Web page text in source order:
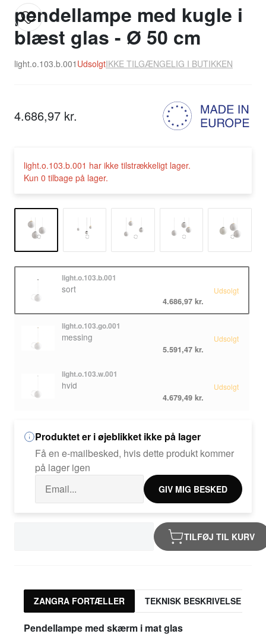
pendellampe med kugle i
blæst glas - Ø 50 cm
light.o.103.b.001 UdsolgtIKKE TILGÆNGELIG I BUTIKKEN
4.686,97 kr.
light.o.103.b.001 har ikke tilstrækkeligt lager.
Kun 0 tilbage på lager.
light.o.103.b.001
sort
4.686,97 kr.
Udsolgt
light.o.103.go.001
messing
5.591,47 kr.
Udsolgt
light.o.103.w.001
hvid
4.679,49 kr.
Udsolgt
Produktet er i øjeblikket ikke på lager
Få en e-mailbesked, hvis dette produkt kommer
på lager igen
GIV MIG BESKED
TILFØJ TIL KURV
ZANGRA FORTÆLLER TEKNISK BESKRIVELSE
Pendellampe med skærm i mat glas